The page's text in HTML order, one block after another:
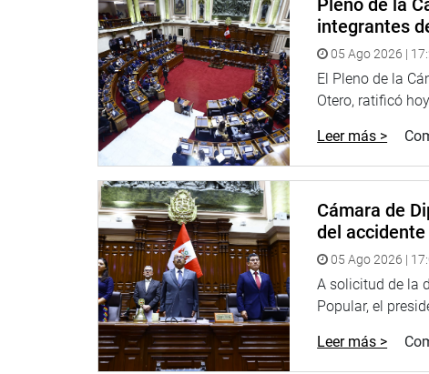
“¿Cómo podría haber cometido esos delitos (…)
El titular del Congreso anunció que próximamente
dice sobre él es una falacia.
“Voy a demostrar al país que yo no tengo ninguna
conductas”, puntualizó.
OFICINA DE COMUNICACIONES
integrantes
05 Ago 2026 |
El Pleno de la
Otero, ratificó
Leer más >
Cámara de
del
05 Ago 2026 |
A solicitud de la
Popular, el
Leer más >